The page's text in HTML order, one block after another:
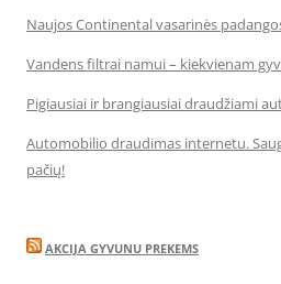
Naujos Continental vasarinės
Vandens filtrai namui – kiekvienam
Pigiausiai ir brangiausiai draudžiami
Automobilio draudimas internetu.
pačių!
AKCIJA GYVUNU PREKEMS